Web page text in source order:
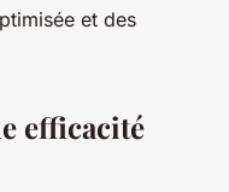
et des
efficacité